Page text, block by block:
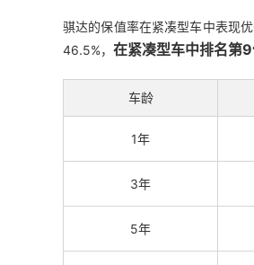
骐达的保值率在紧凑型车中表现
46.5%， 在紧凑型车中排名第
车龄
1年
3年
5年